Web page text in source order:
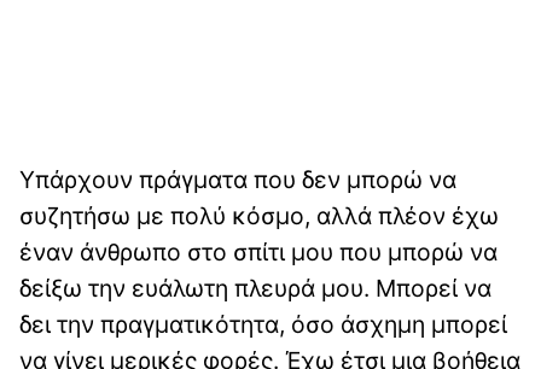
Υπάρχουν πράγματα που δεν μπορώ να
συζητήσω με πολύ κόσμο, αλλά πλέον έχω
έναν άνθρωπο στο σπίτι μου που μπορώ να
δείξω την ευάλωτη πλευρά μου. Μπορεί να
δει την πραγματικότητα, όσο άσχημη μπορεί
να γίνει μερικές φορές. Έχω έτσι μια βοήθεια